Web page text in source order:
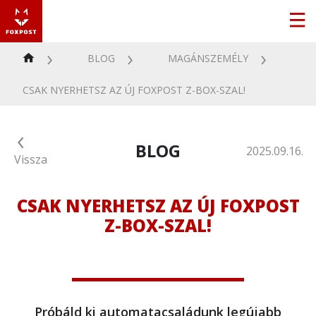
BLOG MAGÁNSZEMÉLY
CSAK NYERHETSZ AZ ÚJ FOXPOST Z-BOX-SZAL!
Vissza BLOG 2025.09.16.
CSAK NYERHETSZ AZ ÚJ FOXPOST
Z-BOX-SZAL!
Próbáld ki automatacsaládunk legújabb